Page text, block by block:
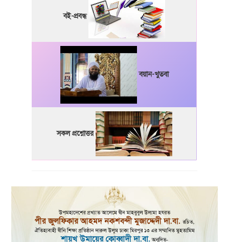
বই-প্রবন্ধ
বয়ান-খুতবা
সকল প্রশ্নোত্তর